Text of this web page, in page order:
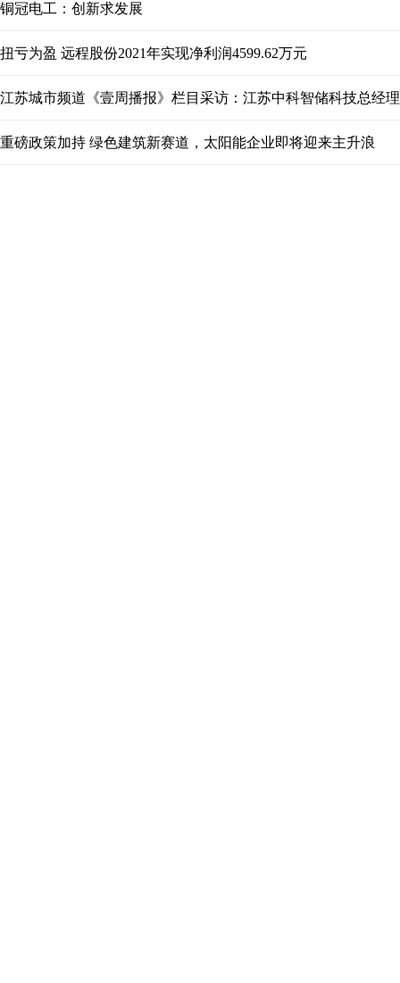
铜冠电工：创新求发展
扭亏为盈 远程股份2021年实现净利润4599.62万元
江苏城市频道《壹周播报》栏目采访：江苏中科智储科技总经
重磅政策加持 绿色建筑新赛道，太阳能企业即将迎来主升浪